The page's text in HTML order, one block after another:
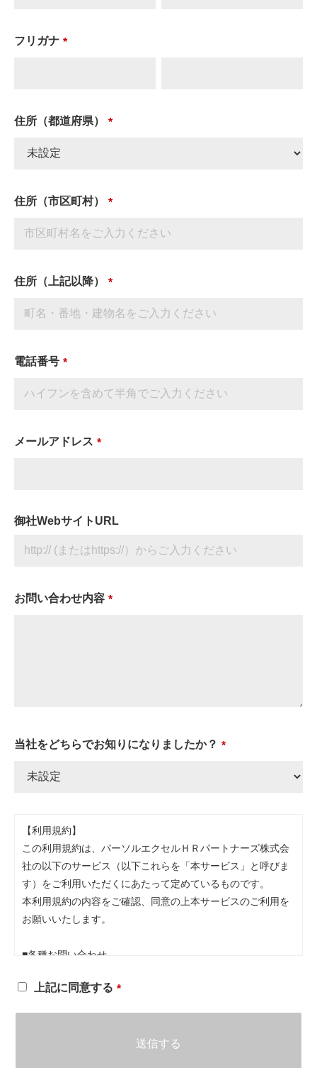
フリガナ
住所（都道府県）
住所（市区町村）
住所（上記以降）
電話番号
メールアドレス
御社WebサイトURL
お問い合わせ内容
当社をどちらでお知りになりましたか？
【利用規約】
この利用規約は、パーソルエクセルＨＲパートナーズ株式会
社の以下のサービス（以下これらを「本サービス」と呼びま
す）をご利用いただくにあたって定めているものです。
本利用規約の内容をご確認、同意の上本サービスのご利用を
お願いいたします。
■各種お問い合わせ
1．個人情報提出の任意性
上記に同意する